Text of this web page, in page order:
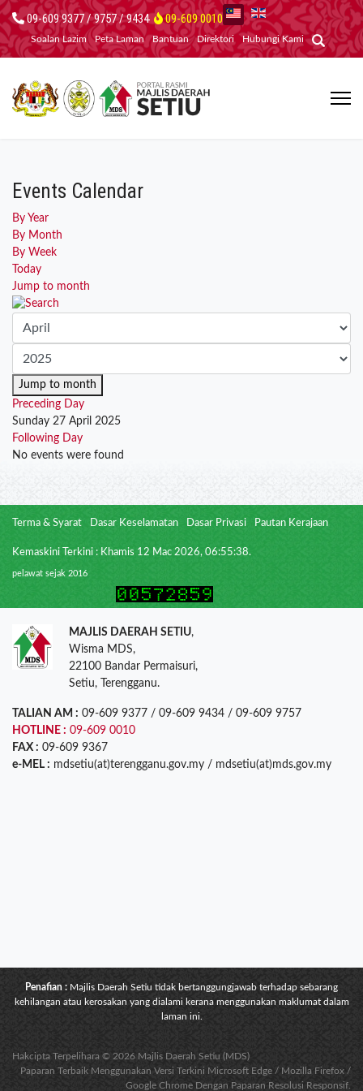
09-609 9377 / 9757 / 9434 09-609 0010
Soalan Lazim Peta Laman Bantuan Direktori Hubungi Kami
Events Calendar
By Year
By Month
By Week
Today
Jump to month
Jump to month
Preceding Day
Sunday 27 April 2025
Following Day
No events were found
Terma & Syarat Dasar Keselamatan Dasar Privasi Pautan Kerajaan
Kemaskini Terkini : Khamis 12 Mac 2026, 06:55:38.
pelawat sejak 2016
MAJLIS DAERAH SETIU,
Wisma MDS,
22100 Bandar Permaisuri,
Setiu, Terengganu.
TALIAN AM : 09-609 9377 / 09-609 9434 / 09-609 9757
HOTLINE : 09-609 0010
FAX : 09-609 9367
e-MEL : mdsetiu(at)terengganu.gov.my / mdsetiu(at)mds.gov.my
Penafian : Majlis Daerah Setiu tidak bertanggungjawab terhadap sebarang
kehilangan atau kerosakan yang dialami kerana menggunakan maklumat dalam
laman ini.
Hakcipta Terpelihara © 2026 Majlis Daerah Setiu (MDS)
Paparan Terbaik Menggunakan Versi Terkini Microsoft Edge / Mozilla Firefox /
Google Chrome Dengan Paparan Resolusi Responsif.